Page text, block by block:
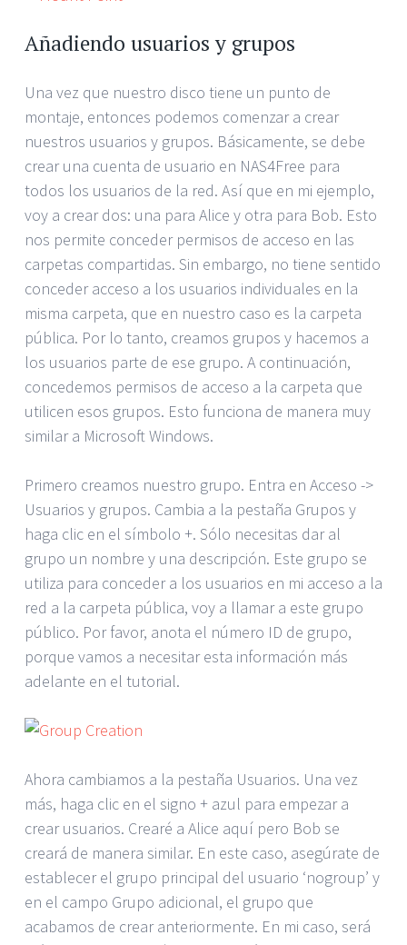
Añadiendo usuarios y grupos
Una vez que nuestro disco tiene un punto de
montaje, entonces podemos comenzar a crear
nuestros usuarios y grupos. Básicamente, se debe
crear una cuenta de usuario en NAS4Free para
todos los usuarios de la red. Así que en mi ejemplo,
voy a crear dos: una para Alice y otra para Bob. Esto
nos permite conceder permisos de acceso en las
carpetas compartidas. Sin embargo, no tiene sentido
conceder acceso a los usuarios individuales en la
misma carpeta, que en nuestro caso es la carpeta
pública. Por lo tanto, creamos grupos y hacemos a
los usuarios parte de ese grupo. A continuación,
concedemos permisos de acceso a la carpeta que
utilicen esos grupos. Esto funciona de manera muy
similar a Microsoft Windows.
Primero creamos nuestro grupo. Entra en Acceso ->
Usuarios y grupos. Cambia a la pestaña Grupos y
haga clic en el símbolo +. Sólo necesitas dar al
grupo un nombre y una descripción. Este grupo se
utiliza para conceder a los usuarios en mi acceso a la
red a la carpeta pública, voy a llamar a este grupo
público. Por favor, anota el número ID de grupo,
porque vamos a necesitar esta información más
adelante en el tutorial.
Ahora cambiamos a la pestaña Usuarios. Una vez
más, haga clic en el signo + azul para empezar a
crear usuarios. Crearé a Alice aquí pero Bob se
creará de manera similar. En este caso, asegúrate de
establecer el grupo principal del usuario ‘nogroup’ y
en el campo Grupo adicional, el grupo que
acabamos de crear anteriormente. En mi caso, será